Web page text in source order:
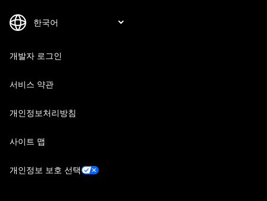
개발자 로그인
서비스 약관
개인정보처리방침
사이트 맵
개인정보 보호 선택